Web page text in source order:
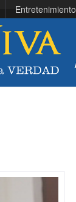
Entretenimiento